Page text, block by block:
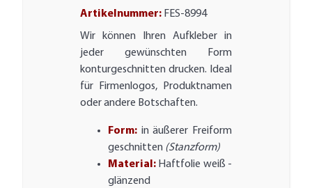
Artikelnummer: FES-8994
Wir können Ihren Aufkleber in
jeder gewünschten Form
konturgeschnitten drucken. Ideal
für Firmenlogos, Produktnamen
oder andere Botschaften.
Form: in äußerer Freiform
geschnitten (Stanzform)
Material: Haftfolie weiß -
glänzend